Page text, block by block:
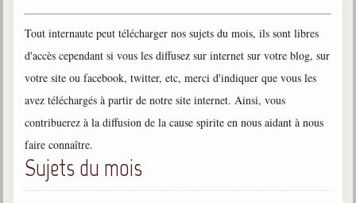
1857-1926
1910-2002
1927-2025
Bibliothèque
Tout internaute peut télécharger nos sujets du mois, ils sont libres
d'accès cependant si vous les diffusez sur internet sur votre blog, sur
votre site ou facebook, twitter, etc, merci d'indiquer que vous les
avez téléchargés à partir de notre site internet. Ainsi, vous
contribuerez à la diffusion de la cause spirite en nous aidant à nous
faire connaître.
Sujets du mois